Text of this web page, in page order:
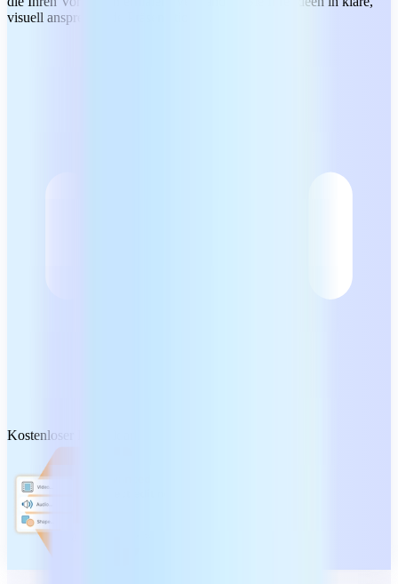
visuell ansprechende Präsentationen.
Kostenloser Download